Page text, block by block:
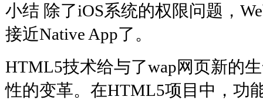
小结 除了iOS系统的权限问题，
接近Native App了。
HTML5技术给与了wap网页新的
性的变革。在HTML5项目中，功